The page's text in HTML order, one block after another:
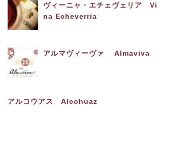
ヴィーニャ・エチェヴェリア Vi
na Echeverria
アルマヴィーヴァ Almaviva
アルコウアス Alcohuaz